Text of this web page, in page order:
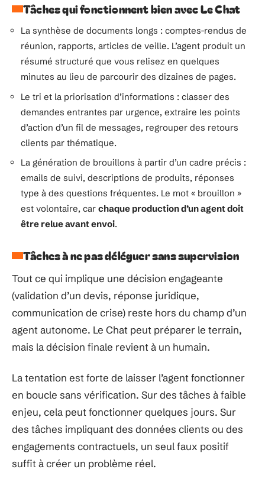
Tâches qui fonctionnent bien avec Le Chat
La synthèse de documents longs : comptes-rendus de
réunion, rapports, articles de veille. L’agent produit un
résumé structuré que vous relisez en quelques
minutes au lieu de parcourir des dizaines de pages.
Le tri et la priorisation d’informations : classer des
demandes entrantes par urgence, extraire les points
d’action d’un fil de messages, regrouper des retours
clients par thématique.
La génération de brouillons à partir d’un cadre précis :
emails de suivi, descriptions de produits, réponses
type à des questions fréquentes. Le mot « brouillon »
est volontaire, car chaque production d’un agent doit
être relue avant envoi.
Tâches à ne pas déléguer sans supervision
Tout ce qui implique une décision engageante
(validation d’un devis, réponse juridique,
communication de crise) reste hors du champ d’un
agent autonome. Le Chat peut préparer le terrain,
mais la décision finale revient à un humain.
La tentation est forte de laisser l’agent fonctionner
en boucle sans vérification. Sur des tâches à faible
enjeu, cela peut fonctionner quelques jours. Sur
des tâches impliquant des données clients ou des
engagements contractuels, un seul faux positif
suffit à créer un problème réel.